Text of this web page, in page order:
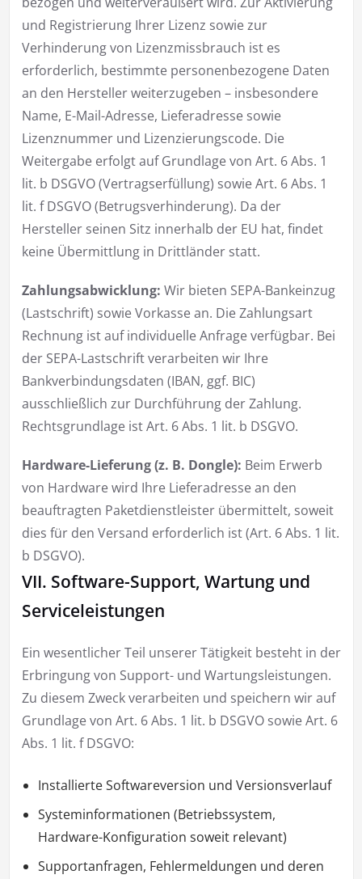
und Registrierung Ihrer Lizenz sowie zur
Verhinderung von Lizenzmissbrauch ist es
erforderlich, bestimmte personenbezogene Daten
an den Hersteller weiterzugeben – insbesondere
Name, E-Mail-Adresse, Lieferadresse sowie
Lizenznummer und Lizenzierungscode. Die
Weitergabe erfolgt auf Grundlage von Art. 6 Abs. 1
lit. b DSGVO (Vertragserfüllung) sowie Art. 6 Abs. 1
lit. f DSGVO (Betrugsverhinderung). Da der
Hersteller seinen Sitz innerhalb der EU hat, findet
keine Übermittlung in Drittländer statt.
Zahlungsabwicklung: Wir bieten SEPA-Bankeinzug
(Lastschrift) sowie Vorkasse an. Die Zahlungsart
Rechnung ist auf individuelle Anfrage verfügbar. Bei
der SEPA-Lastschrift verarbeiten wir Ihre
Bankverbindungsdaten (IBAN, ggf. BIC)
ausschließlich zur Durchführung der Zahlung.
Rechtsgrundlage ist Art. 6 Abs. 1 lit. b DSGVO.
Hardware-Lieferung (z. B. Dongle): Beim Erwerb
von Hardware wird Ihre Lieferadresse an den
beauftragten Paketdienstleister übermittelt, soweit
dies für den Versand erforderlich ist (Art. 6 Abs. 1 lit.
b DSGVO).
VII. Software-Support, Wartung und
Serviceleistungen
Ein wesentlicher Teil unserer Tätigkeit besteht in der
Erbringung von Support- und Wartungsleistungen.
Zu diesem Zweck verarbeiten und speichern wir auf
Grundlage von Art. 6 Abs. 1 lit. b DSGVO sowie Art. 6
Abs. 1 lit. f DSGVO:
Installierte Softwareversion und Versionsverlauf
Systeminformationen (Betriebssystem,
Hardware-Konfiguration soweit relevant)
Supportanfragen, Fehlermeldungen und deren